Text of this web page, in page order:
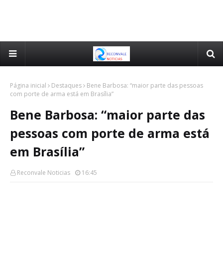
Página inicial Destaques
Bene Barbosa: “maior parte das pessoas
com porte de arma está em Brasília”
Bene Barbosa: “maior parte das
pessoas com porte de arma está
em Brasília”
Reconvale Noticias 16:45